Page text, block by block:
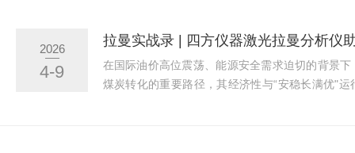
如何实现“不误报、不漏报”锂离子电池电解液泄
目标气体并排除环境干扰。锂电池电解液中含有的
2026
4-9
在国际油价高位震荡、能源安全需求迫切的背景
煤炭转化的重要路径，其经济性与“安稳长满优"